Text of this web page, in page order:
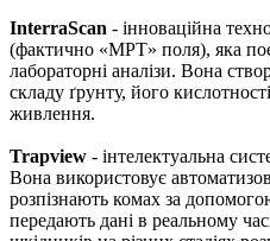
InterraScan - інноваційна
(фактично «МРТ» поля), яка
лабораторні аналізи. Вона
складу ґрунту, його
живлення.
Trapview - інтелектуальна
Вона використовує
розпізнають комах за
передають дані в реальному